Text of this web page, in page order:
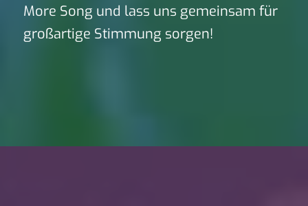
More Song und lass uns gemeinsam für
großartige Stimmung sorgen!